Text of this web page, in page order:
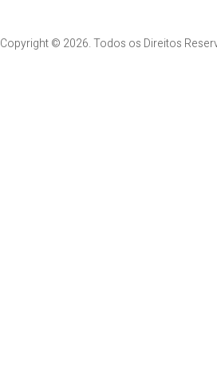
Copyright © 2026. Todos os Direitos